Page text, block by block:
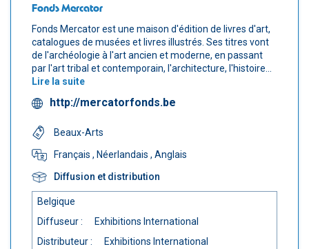
Fonds Mercator
Fonds Mercator est une maison d'édition de livres d'art,
catalogues de musées et livres illustrés. Ses titres vont
de l'archéologie à l'art ancien et moderne, en passant
par l'art tribal et contemporain, l'architecture, l'histoire...
Lire la suite
http://mercatorfonds.be
Beaux-Arts
Français , Néerlandais , Anglais
Diffusion et distribution
Belgique
Diffuseur :
Exhibitions International
Distributeur :
Exhibitions International